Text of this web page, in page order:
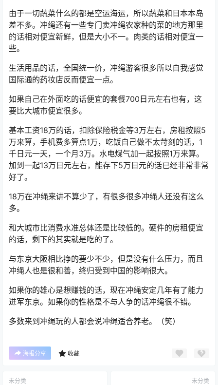
由于一切蔬菜什么的都是空运海运，所以蔬菜和日本本岛
差不多。冲绳还有一些专门卖冲绳农家种的菜的地方那里
的话相对便宜新鲜，但是大小不一。肉类的话相对便宜一
些。
生活用品的话，全国统一价，冲绳游客很多所以自我感觉
国际通的药妆店反而便宜一点。
如果自己在外面吃的话便宜的套餐700日元左右也有，这
要比大城市便宜很多。
基本工资18万的话，扣除保险税金等3万左右，房租按照5
万来算，手机费多算点1万，吃饭自己做不太苛刻的话，1
千日元一天，一个月3万。水电煤气加一起按照1万来算。
加到一起13万日元左右，能存下5万日元的话已经非常非常
好了。
18万在冲绳来讲不算少了，有很多很多冲绳人还没有这么
多。
和大城市比消费水准总体还是比较低的。硬件的房租便宜
的话，剩下的其实就是吃的了。
与东京大阪相比挣的要少不少，但是没有什么压力，而且
冲绳人也是很和善，终归受到中国的影响很大。
如果你的雄心是想赚钱的话，现在冲绳安定几年有了能力
进军东京。如果你的性格是不与人争的话冲绳很不错。
多数来到冲绳玩的人都会说冲绳适合养老。（笑）
海报分享 收藏
未分类 未分类